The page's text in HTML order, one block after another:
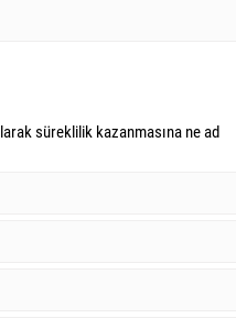
süreklilik kazanmasına ne ad